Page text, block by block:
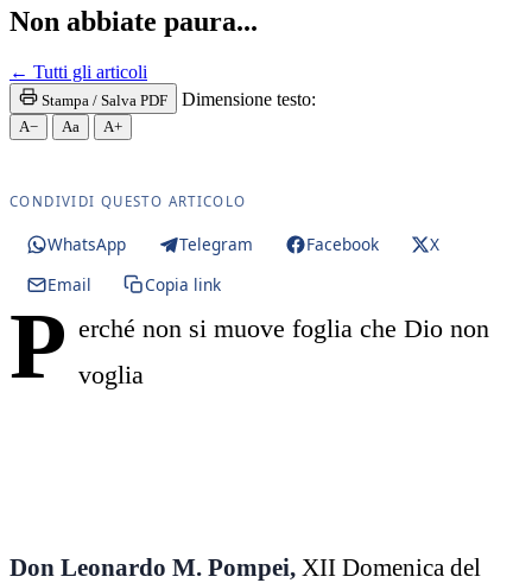
Non abbiate paura...
← Tutti gli articoli
Stampa / Salva PDF Dimensione testo:
A− Aa A+
CONDIVIDI QUESTO ARTICOLO
WhatsApp Telegram Facebook
X
Email
Copia link
P erché non si muove foglia che Dio non
voglia
Don Leonardo M. Pompei, XII Domenica del